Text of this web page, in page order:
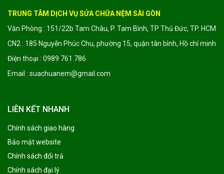
TRUNG TÂM DỊCH VỤ SỬA CHỮA NỆM SÀI GÒN
Văn Phòng : 151/22b Tam Châu, P. Tam Bình, TP Thủ Đức, TP. HCM
CN2 : 185 Nguyễn Phúc Chu, phường 15, quận tân bình, Hồ chí minh
Điện thoại : 0989 761 786
Email : suachuanem@gmail.com
LIÊN KẾT NHANH
Chính sách giao hàng
Bảo mật website
Chính sách đổi trả
Chính sách đại lý